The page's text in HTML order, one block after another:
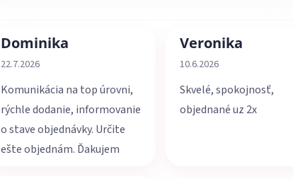
Dominika
Hodnotenie obchodu je 5 z 5 hviezdičiek.
22.7.2026
Komunikácia na top úrovni,
rýchle dodanie, informovanie
o stave objednávky. Určite
ešte objednám. Ďakujem
Veronika
Hodnotenie obchodu
10.6.2026
Skvelé, spokojnosť,
objednané uz 2x